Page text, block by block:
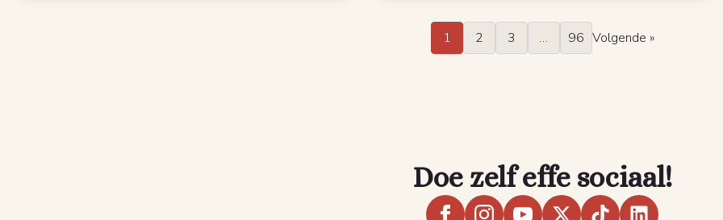
1 2 3 … 96 Volgende »
Doe zelf effe sociaal!